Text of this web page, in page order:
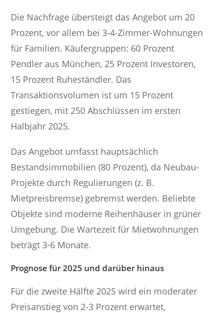
Die Nachfrage übersteigt das Angebot um 20
Prozent, vor allem bei 3-4-Zimmer-Wohnungen
für Familien. Käufergruppen: 60 Prozent
Pendler aus München, 25 Prozent Investoren,
15 Prozent Ruheständler. Das
Transaktionsvolumen ist um 15 Prozent
gestiegen, mit 250 Abschlüssen im ersten
Halbjahr 2025.
Das Angebot umfasst hauptsächlich
Bestandsimmobilien (80 Prozent), da Neubau-
Projekte durch Regulierungen (z. B.
Mietpreisbremse) gebremst werden. Beliebte
Objekte sind moderne Reihenhäuser in grüner
Umgebung. Die Wartezeit für Mietwohnungen
beträgt 3-6 Monate.
Prognose für 2025 und darüber hinaus
Für die zweite Hälfte 2025 wird ein moderater
Preisanstieg von 2-3 Prozent erwartet,